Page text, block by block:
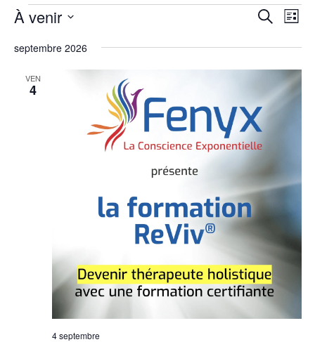
Évènements
de
vues
Recherche
de
Liste
À venir
une
date.
septembre 2026
VEN
4
4 septembre